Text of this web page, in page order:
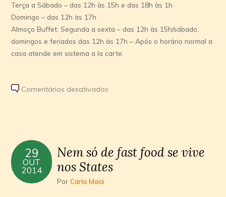
Terça a Sábado – das 12h às 15h e das 18h às 1h
Domingo – das 12h às 17h
Almoço Buffet: Segunda a sexta – das 12h às 15h/sábado,
domingos e feriados das 12h às 17h – Após o horário normal a
casa atende em sistema a la carte.
Comentários desativados
parceria
Bar
des
29
OUT
2014
Nem só de fast food se vive
nos States
PorCarla Maia